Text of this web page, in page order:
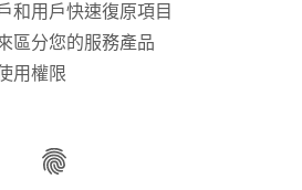
和用戶快速復原項目
區分您的服務產品
用權限